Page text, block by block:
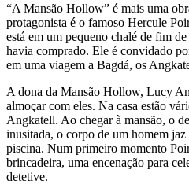
“A Mansão Hollow” é mais uma
protagonista é o famoso Hercule
está em um pequeno chalé de fim
havia comprado. Ele é convidado
em uma viagem a Bagdá, os
A dona da Mansão Hollow, Lucy
almoçar com eles. Na casa estão
Angkatell. Ao chegar à mansão, o
inusitada, o corpo de um homem jaz
piscina. Num primeiro momento
brincadeira, uma encenação para
detetive.